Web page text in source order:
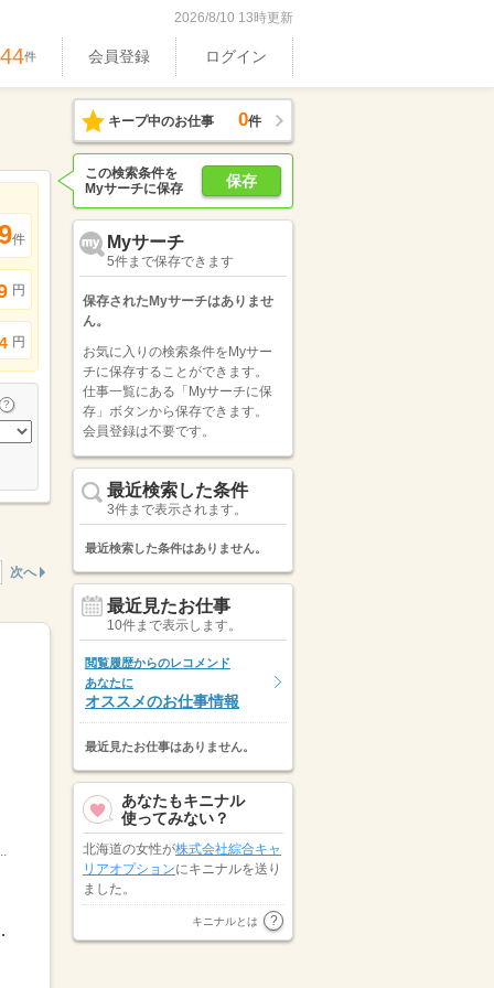
2026/8/10 13時更新
件 会員登録 ログイン
件
円
円
次へ
など※派遣先...
キープ中のお仕事 0件
保存
この検索条件を
Myサーチに保存
Myサーチ
5件まで保存できます
保存されたMyサーチはありませ
ん。
お気に入りの検索条件をMyサー
チに保存することができます。
仕事一覧にある「Myサーチに保
存」ボタンから保存できます。
会員登録は不要です。
最近検索した条件
3件まで表示されます。
最近検索した条件はありません。
最近見たお仕事
10件まで表示します。
閲覧履歴からのレコメンド
あなたに
オススメのお仕事情報
最近見たお仕事はありません。
あなたもキニナル
使ってみない？
北海道の女性が株式会社綜合キャ
リアオプションにキニナルを送り
ました。
が福島県の女性
にキニナルを送りました。
キニナルとは